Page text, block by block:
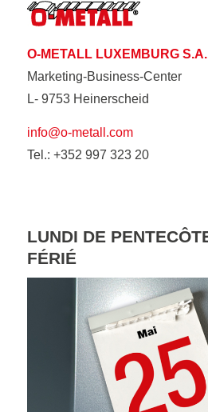
O-METALL LUXEMBURG S.A.
Marketing-Business-Center
L- 9753 Heinerscheid
info@o-metall.com
Tel.: +352 997 323 20
LUNDI DE
FÉRIÉ